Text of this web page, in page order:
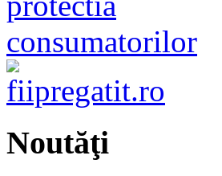
Noutăţi